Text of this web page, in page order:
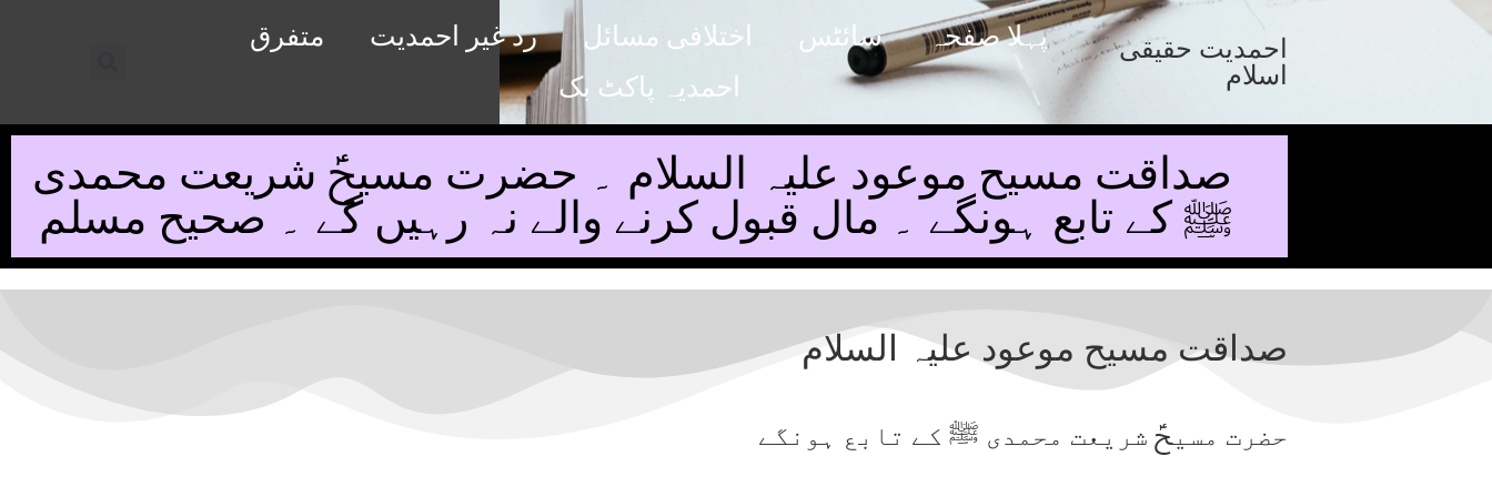
پہلا صفحہ سائٹس اختلافی مسائل رد غیر احمدیت
متفرق
احمدیہ پاکٹ بک
احمدیت حقیقی
اسلام
صداقت مسیح موعود علیہ السلام ۔ حضرت مسیحؑ شریعت محمدی
ﷺ کے تابع ہونگے ۔ مال قبول کرنے والے نہ رہیں گے ۔ صحیح مسلم
صداقت مسیح موعود علیہ السلام
حضرت مسیحؑ شریعت محمدی ﷺ کے تابع ہونگے